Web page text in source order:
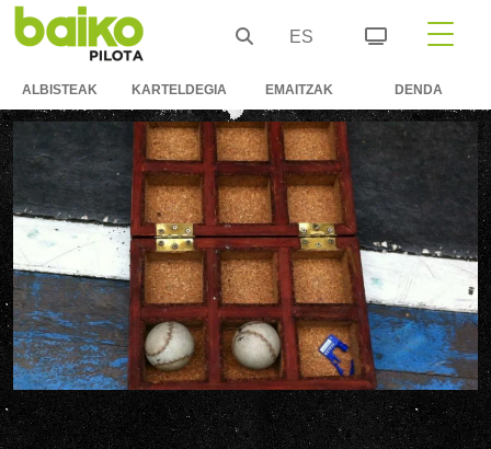
ES
ALBISTEAK KARTELDEGIA EMAITZAK DENDA